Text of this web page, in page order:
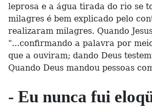
leprosa e a água tirada do rio se
milagres é bem explicado pelo
realizaram milagres. Quando
"...confirmando a palavra por
que a ouviram; dando Deus
Quando Deus mandou pessoas
- Eu nunca fui